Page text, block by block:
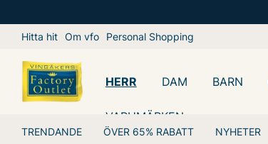
Hitta hit Om vfo Personal Shopping
HERR
TRENDANDE ÖVER 65% RABATT NYHETER
DAM BARN
VARUMÄRKEN